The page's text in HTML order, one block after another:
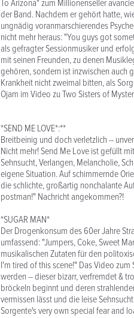
To Arizona" zum Millionenseller
der Band. Nachdem er gehört hatte,
ungnädig voranmarschierendes
nicht mehr heraus: "You guys got
als gefragter Sessionmusiker und
mit seinen Freunden, zu denen
gehören, sondern ist inzwischen auch
Krankheit nicht zweimal bitten, als
Ojam im Video zu Two Sisters of
*SEND ME LOVE*:**
Breitbeinig und doch verletzlich --
Nicht mehr! Send Me Love ist gefüllt
Sehnsucht, Verlangen, Melancholie,
eigene Situation. Auf schimmernde
die schlichte, großartig nonchalante
postman!" Nachricht angekommen?!
*SUGAR MAN*
Der Drogenkonsum des 60er Jahre
umfassend: "Jumpers, Coke, Sweet
musikalischen Zutaten für den
I'm tired of this scene!" Das Video
werden -- dieser bizarr, verfremdet &
bröckeln beginnt und deren
vermissen lässt und die leise
Sorgente's very own special fear and